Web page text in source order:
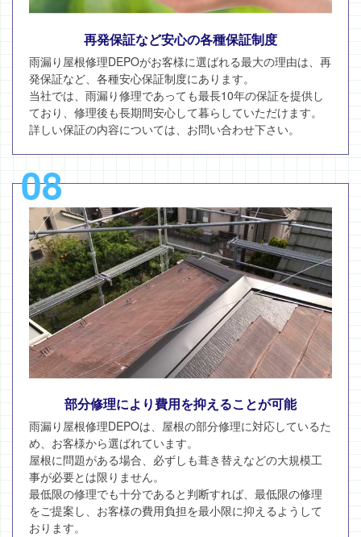
再発保証など安心の各種保証制度
雨漏り屋根修理DEPOがお客様に選ばれる最大の理由は、再
発保証など、各種安心保証制度にあります。
当社では、雨漏り修理であっても最長10年の保証を提供し
ており、修理後も長期間安心して暮らしていただけます。
詳しい保証の内容については、お問い合わせ下さい。
08
部分修理により費用を抑えることが可能
雨漏り屋根修理DEPOは、屋根の部分修理に対応しているた
め、お客様から選ばれています。
屋根に問題がある場合、必ずしも葺き替えなどの大規模工
事が必要とは限りません。
最低限の修理でも十分であると判断すれば、最低限の修理
をご提案し、お客様の費用負担を最小限に抑えるようして
おります。